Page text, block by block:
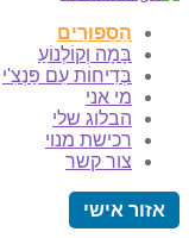
הַסִּפּוּרִים
בָּמָה וְקוֹלְנוֹעַ
בְּדִיחוֹת עִם פַּנְצִ'י
מי אני
הבלוג שלי
רכישת מנוי
צור קשר
אזור אישי